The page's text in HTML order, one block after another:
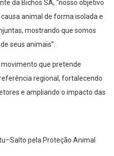
da Bichos SA, “nosso objetivo
animal de forma isolada e
mostrando que somos
seus animais”.
que pretende
regional, fortalecendo
e ampliando o impacto das
pela Proteção Animal